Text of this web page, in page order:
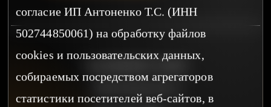
НАПИШИТЕ НАМ
v@zernomcom.ru
согласие ИП Антоненко Т.С. (ИНН
502744850061) на обработку файлов
cookies и пользовательских данных,
собираемых посредством агрегаторов
статистики посетителей веб-сайтов, в